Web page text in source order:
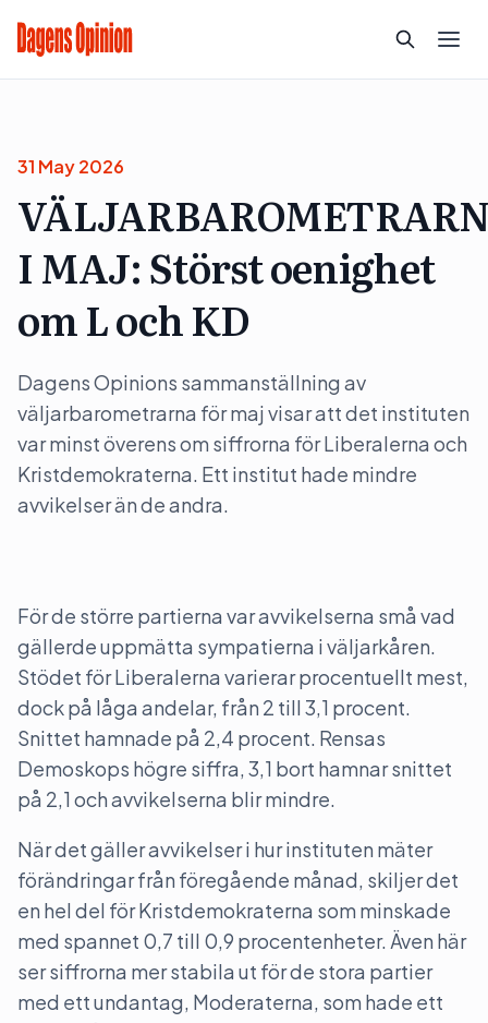
31 May 2026
I MAJ: Störst oenighet
om L och KD
Dagens Opinions sammanställning av
väljarbarometrarna för maj visar att det instituten
var minst överens om siffrorna för Liberalerna och
Kristdemokraterna. Ett institut hade mindre
avvikelser än de andra.
För de större partierna var avvikelserna små vad
gällerde uppmätta sympatierna i väljarkåren.
Stödet för Liberalerna varierar procentuellt mest,
dock på låga andelar, från 2 till 3,1 procent.
Snittet hamnade på 2,4 procent. Rensas
Demoskops högre siffra, 3,1 bort hamnar snittet
på 2,1 och avvikelserna blir mindre.
När det gäller avvikelser i hur instituten mäter
förändringar från föregående månad, skiljer det
en hel del för Kristdemokraterna som minskade
med spannet 0,7 till 0,9 procentenheter. Även här
ser siffrorna mer stabila ut för de stora partier
med ett undantag, Moderaterna, som hade ett